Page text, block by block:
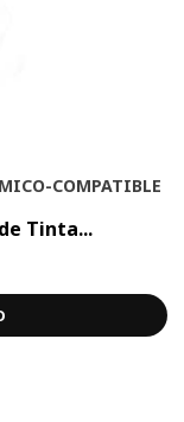
COMPATIBLE
Tinta...